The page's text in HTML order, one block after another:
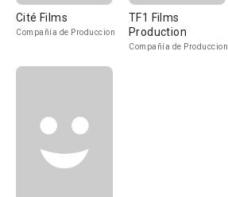
Cité Films
Compañía de Produccion
TF1 Films
Production
Compañía de Produccion